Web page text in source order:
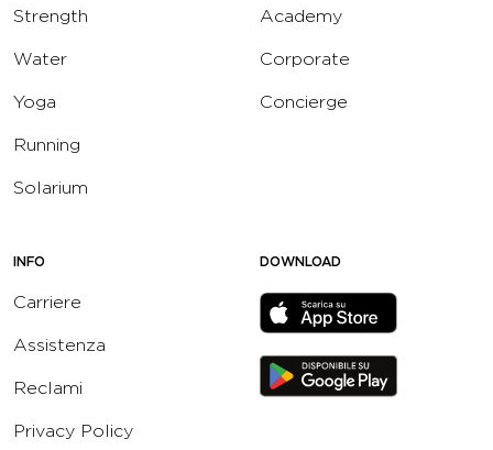
Strength
Water
Yoga
Running
Solarium
Academy
Corporate
Concierge
INFO
Carriere
Assistenza
Reclami
Privacy Policy
DOWNLOAD